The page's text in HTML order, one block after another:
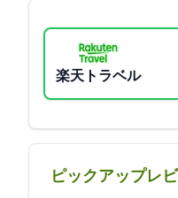
楽天トラベル
ピックアップレ